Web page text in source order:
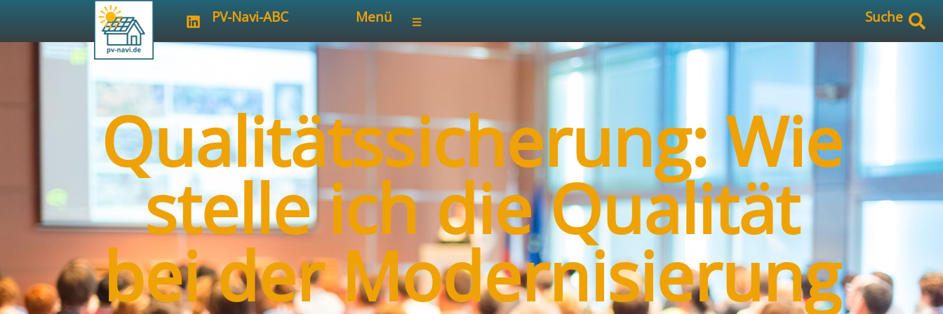
PV-Navi-ABC Menü Suche
Qualitätssicherung: Wie
stelle ich die Qualität
bei der Modernisierung